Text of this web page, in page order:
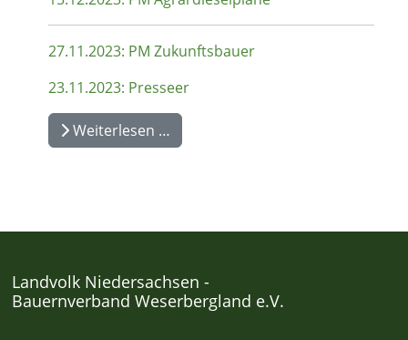
27.11.2023: PM Zukunftsbauer
23.11.2023: Presseer
Weiterlesen …
Landvolk Niedersachsen -
Bauernverband Weserbergland e.V.